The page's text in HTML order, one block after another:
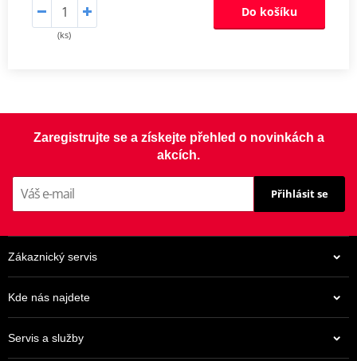
(ks)
Do košíku
Zaregistrujte se a získejte přehled o novinkách a
akcích.
Přihlásit se
Zákaznický servis
Kde nás najdete
Servis a služby